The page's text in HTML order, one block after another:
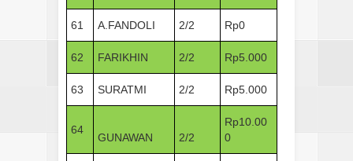
61 A.FANDOLI 2/2 Rp0
62 FARIKHIN 2/2 Rp5.000
63 SURATMI 2/2 Rp5.000
64
GUNAWAN 2/2
Rp10.00
0